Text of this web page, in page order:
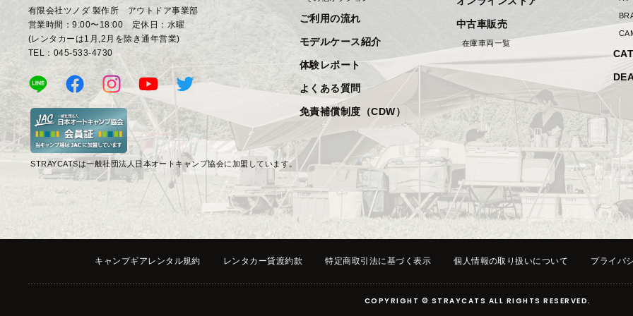
有限会社ツノダ 製作所 アウトドア事業部
営業時間：9:00〜18:00 定休日：水曜
(レンタカーは1月,2月を除き通年営業)
TEL：045-533-4730
STRAYCATSは一般社団法人日本オートキャンプ協会に加盟しています。
ご利用の流れ
モデルケース紹介
体験レポート
よくある質問
免責補償制度（CDW）
中古車販売
在庫車両一覧
キャンプギアレンタル規約 レンタカー貸渡約款 特定商取引法に基づく表示 個人情報の取り扱いについて プライバ
COPYRIGHT © STRAYCATS ALL RIGHTS RESERVED.